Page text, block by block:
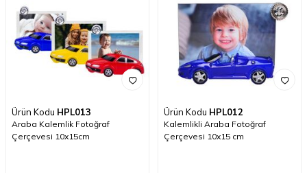
Ürün Kodu HPL013
Araba Kalemlik Fotoğraf
Çerçevesi 10x15cm
Ürün Kodu HPL012
Kalemlikli Araba Fotoğraf
Çerçevesi 10x15 cm